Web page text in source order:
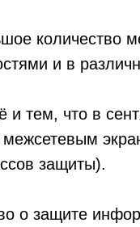
количество
и в
и тем, что в
защиты).
о защите